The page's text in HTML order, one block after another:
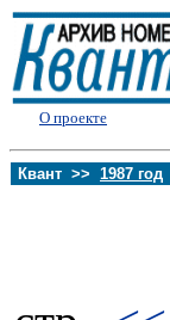
О проекте
Квант >> 1987 год